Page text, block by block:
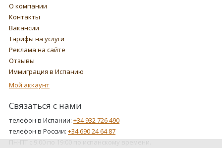
О компании
Контакты
Вакансии
Тарифы на услуги
Реклама на сайте
Отзывы
Иммиграция в Испанию
Мой аккаунт
Связаться с нами
телефон в Испании: +34 932 726 490
телефон в России: +34 690 24 64 87
ПН-ПТ с 9:00 по 19:00 по испанскому времени.